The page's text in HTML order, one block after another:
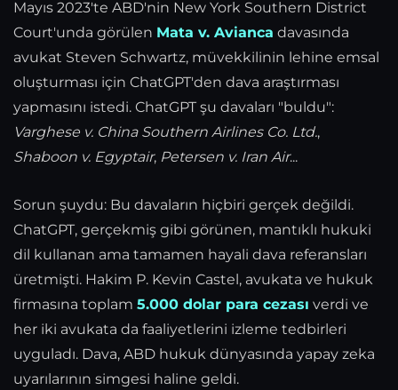
Mayıs 2023'te ABD'nin New York Southern District
Court'unda görülen Mata v. Avianca davasında
avukat Steven Schwartz, müvekkilinin lehine emsal
oluşturması için ChatGPT'den dava araştırması
yapmasını istedi. ChatGPT şu davaları "buldu":
Varghese v. China Southern Airlines Co. Ltd.,
Shaboon v. Egyptair, Petersen v. Iran Air...
Sorun şuydu: Bu davaların hiçbiri gerçek değildi.
ChatGPT, gerçekmiş gibi görünen, mantıklı hukuki
dil kullanan ama tamamen hayali dava referansları
üretmişti. Hakim P. Kevin Castel, avukata ve hukuk
firmasına toplam 5.000 dolar para cezası verdi ve
her iki avukata da faaliyetlerini izleme tedbirleri
uyguladı. Dava, ABD hukuk dünyasında yapay zeka
uyarılarının simgesi haline geldi.